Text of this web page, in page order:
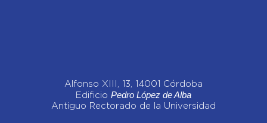
Alfonso XIII, 13, 14001 Córdoba
Edificio Pedro López de Alba
Antiguo Rectorado de la Universidad